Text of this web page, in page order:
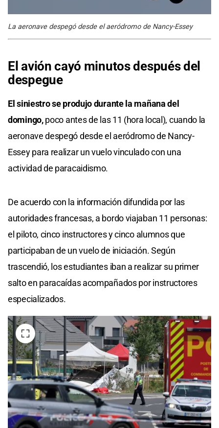
La aeronave despegó desde el aeródromo de Nancy-Essey
El avión cayó minutos después del
despegue
El siniestro se produjo durante la mañana del
domingo,poco antes de las 11 (hora local), cuando la
aeronave despegó desde el aeródromo de Nancy-
Essey para realizar un vuelo vinculado con una
actividad de paracaidismo.
De acuerdo con la información difundida por las
autoridades francesas, a bordo viajaban 11 personas:
el piloto, cinco instructores y cinco alumnos que
participaban de un vuelo de iniciación. Según
trascendió, los estudiantes iban a realizar su primer
salto en paracaídas acompañados por instructores
especializados.